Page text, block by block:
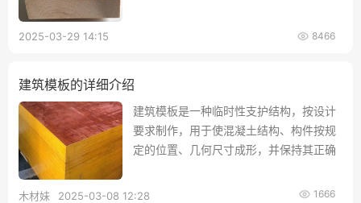
力和重量而不易变形，非常适合制作需要
2025-03-29 14:15 8466
建筑模板的详细介绍
建筑模板是一种临时性支护结构，按设计
要求制作，用于使混凝土结构、构件按规
定的位置、几何尺寸成形，并保持其正确
高施工效率、降低工程成本并保证施工质
木材妹 2025-03-08 12:28 1666